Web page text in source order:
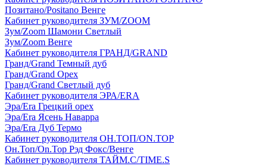
Позитано/Positano Венге
Кабинет руководителя ЗУМ/ZOOM
Зум/Zoom Шамони Светлый
Зум/Zoom Венге
Кабинет руководителя ГРАНД/GRAND
Гранд/Grand Темный дуб
Гранд/Grand Орех
Гранд/Grand Светлый дуб
Кабинет руководителя ЭРА/ERA
Эра/Era Грецкий орех
Эра/Era Ясень Наварра
Эра/Era Дуб Термо
Кабинет руководителя ОН.ТОП/ON.TOP
Он.Топ/On.Top Рэд Фокс/Венге
Кабинет руководителя ТАЙМ.С/TIME.S